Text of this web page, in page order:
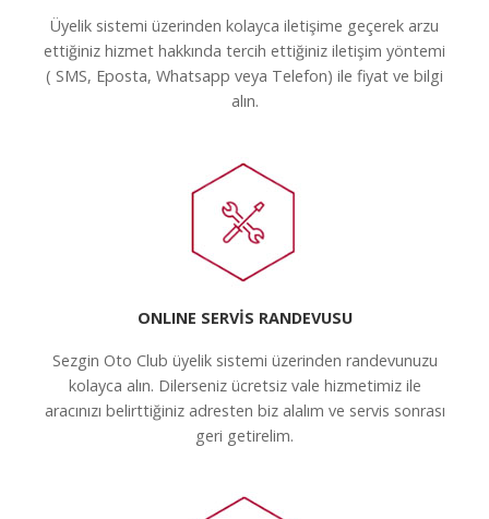
Üyelik sistemi üzerinden kolayca iletişime geçerek arzu
ettiğiniz hizmet hakkında tercih ettiğiniz iletişim yöntemi
( SMS, Eposta, Whatsapp veya Telefon) ile fiyat ve bilgi
alın.
ONLINE SERVİS RANDEVUSU
Sezgin Oto Club üyelik sistemi üzerinden randevunuzu
kolayca alın. Dilerseniz ücretsiz vale hizmetimiz ile
aracınızı belirttiğiniz adresten biz alalım ve servis sonrası
geri getirelim.